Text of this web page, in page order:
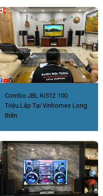
Combo JBL KI512 100
Triệu.Lắp Tại Vinhomes Long
Biên.